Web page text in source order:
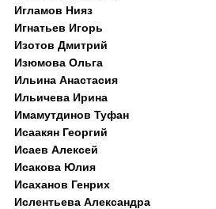
Игламов Нияз
Игнатьев Игорь
Изотов Дмитрий
Изюмова Ольга
Ильина Анастасия
Ильичева Ирина
Имамутдинов Туфан
Исаакян Георгий
Исаев Алексей
Исакова Юлия
Исаханов Генрих
Ислентьева Александра